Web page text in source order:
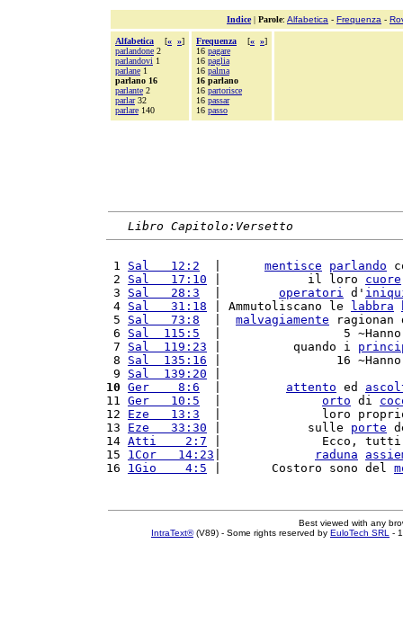
Indice| Parole: Alfabetica - Frequenza -
Alfabetica [« »]
parlandone 2
parlandovi 1
parlane 1
parlano 16
parlante 2
parlar32
parlare 140
Frequenza [« »]
16 pagare
16 paglia
16 palma
16 parlano
16 partorisce
16 passar
16 passo
Libro Capitolo:Versetto
1 Sal   12:2 mentisce parlando
2 Sal   17:10 |            il loro cuore
3 Sal   28:3 operatori d'
4 Sal   31:18 | Ammutoliscano le labbra
5 Sal   73:8 malvagiamente ragionan
6 Sal  115:5
|                 5
7 Sal  119:23 |          quando i
8 Sal  135:16 |                16
9 Sal  139:20
10 Ger    8:6 attento ed
11 Ger   10:5 orto di
12 Eze   13:3
|              loro
13 Eze   33:30 |            sulle porte
14 Atti    2:7 |              Ecco, tutti
15 1Cor   14:23 raduna
16 1Gio    4:5 |       Costoro sono del
Best viewed with any
IntraText®(V89) - Some rights reserved by EuloTech SRL -